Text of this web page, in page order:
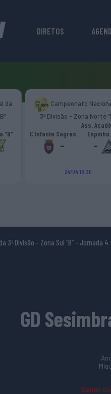
DIRETOS
da
"B"
Campeonato
3ª Divisão - Zona Norte
C Infante Sagres
-
Ass.
Espinho
-
24/04 18:30
3ª Divisão - Zona Sul “B” - Jornada 4
GD
Daniel